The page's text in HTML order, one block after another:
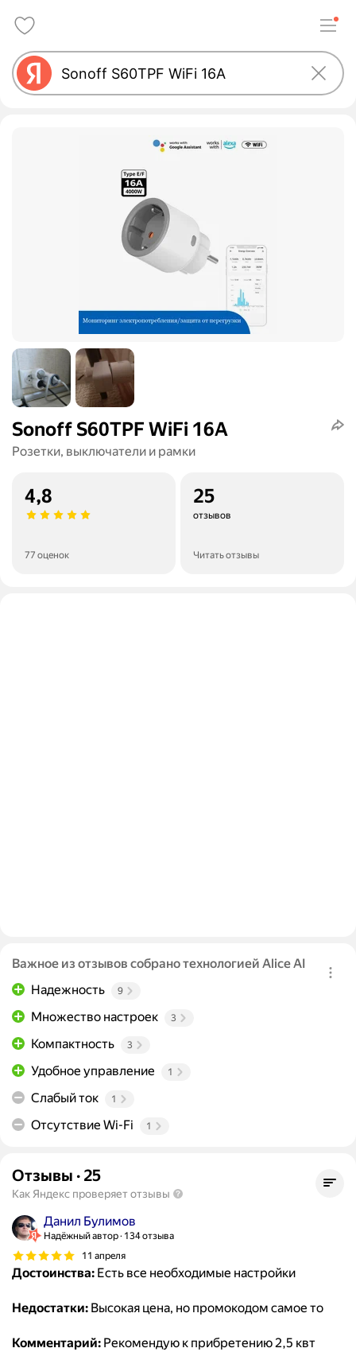
Sonoff S60TPF WiFi 16A
Розетки, выключатели и рамки
4,8
77 оценок
25
отзывов
Читать отзывы
Важное из отзывов собрано технологией Alice AI
Надежность
9
Множество настроек 3
Компактность 3
Удобное управление 1
Слабый ток 1
Отсутствие Wi-Fi 1
Отзывы · 25
Как Яндекс проверяет отзывы
Данил Булимов
Надёжный автор 134 отзыва
11 апреля
Достоинства: Есть все необходимые настройки
Недостатки: Высокая цена, но промокодом самое то
Комментарий: Рекомендую к прибретению 2,5 квт